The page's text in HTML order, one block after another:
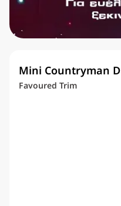
Mini Countryman D
Favoured Trim